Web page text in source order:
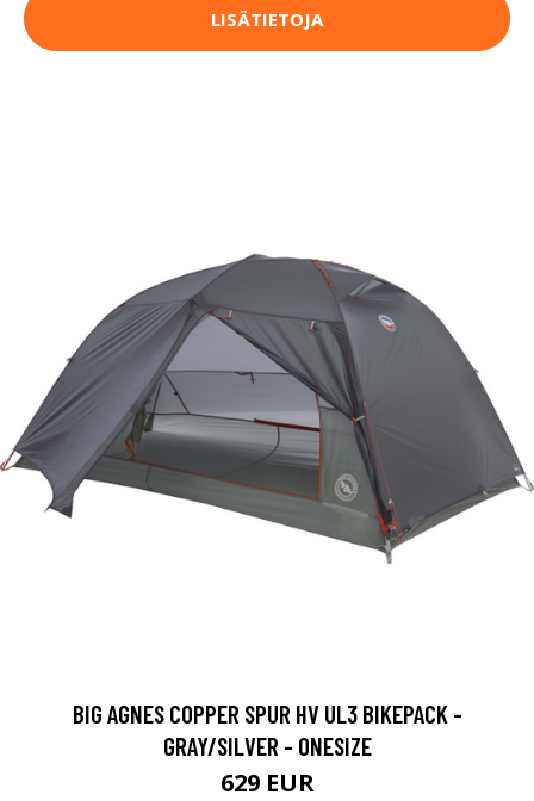
LISÄTIETOJA
BIG AGNES COPPER SPUR HV UL3 BIKEPACK -
GRAY/SILVER - ONESIZE
629 EUR